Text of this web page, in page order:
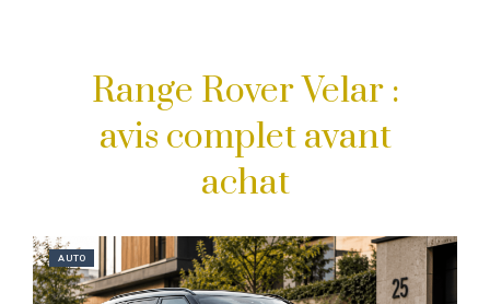
Range Rover Velar :
avis complet avant
achat
AUTO